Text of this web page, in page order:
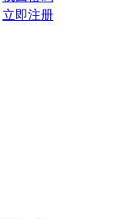
立即注册